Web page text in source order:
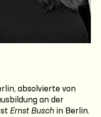
absolvierte von
an der
Ernst Busch in Berlin.